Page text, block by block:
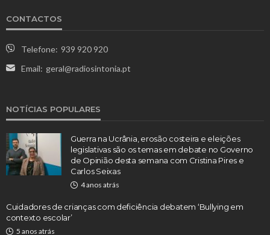
CONTACTOS
Telefone: 939 920 920
Email: geral@radiosintonia.pt
NOTÍCIAS POPULARES
Guerra na Ucrânia, erosão costeira e eleições
legislativas são os temas em debate no Governo
de Opinião desta semana com Cristina Pires e
Carlos Seixas
4 anos atrás
Cuidadores de crianças com deficiência debatem ‘Bullying em
contexto escolar’
5 anos atrás